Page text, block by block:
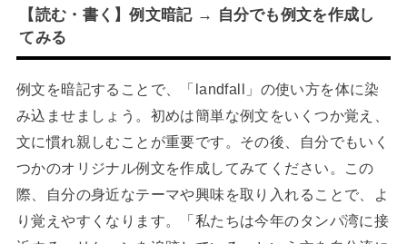
【読む・書く】例文暗記 → 自分でも例文を作成し
てみる
例文を暗記することで、「landfall」の使い方を体に染
み込ませましょう。初めは簡単な例文をいくつか覚え、
文に慣れ親しむことが重要です。その後、自分でもいく
つかのオリジナル例文を作成してみてください。この
際、自分の身近なテーマや興味を取り入れることで、よ
り覚えやすくなります。「私たちは今年のタンパ湾に接